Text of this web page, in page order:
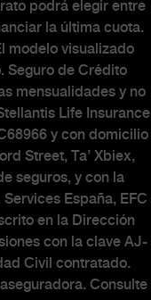
podrá elegir entre
la última cuota.
modelo visualizado
Seguro de Crédito
mensualidades y no
Life Insurance
y con domicilio
Street, Ta’ Xbiex,
seguros, y con la
España, EFC
en la Dirección
con la clave AJ-
Civil contratado.
Consulte